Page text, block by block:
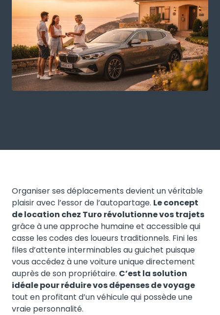
Organiser ses déplacements devient un véritable
plaisir avec l’essor de l’autopartage. Le concept
de location chez Turo révolutionne vos trajets
grâce à une approche humaine et accessible qui
casse les codes des loueurs traditionnels. Fini les
files d’attente interminables au guichet puisque
vous accédez à une voiture unique directement
auprès de son propriétaire. C’est la solution
idéale pour réduire vos dépenses de voyage
tout en profitant d’un véhicule qui possède une
vraie personnalité.